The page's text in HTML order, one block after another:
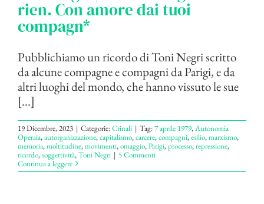
rien. Con amore dai tuoi
compagn*
Pubblichiamo un ricordo di Toni Negri scritto
da alcune compagne e compagni da Parigi, e da
altri luoghi del mondo, che hanno vissuto le sue
[...]
19 Dicembre, 2023 | Categorie:Crinali | Tag:7 aprile 1979,Autonomia
Operaia,autorganizzazione,capitalismo,carcere,compagni,esilio,marxismo,
memoria,moltitudine,movimenti,omaggio,Parigi,processo,repressione,
ricordo,soggettività,Toni Negri | 5 Commenti
Continua a leggere